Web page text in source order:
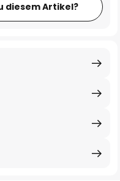
diesem Artikel?